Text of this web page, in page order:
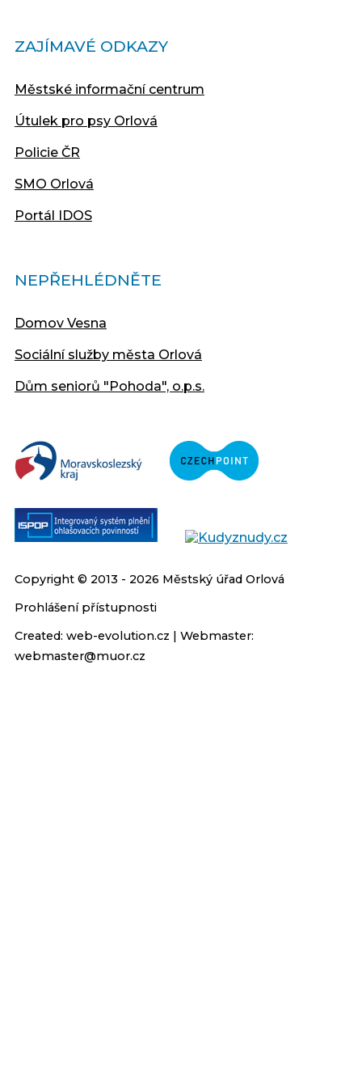
ZAJÍMAVÉ ODKAZY
Městské informační centrum
Útulek pro psy Orlová
Policie ČR
SMO Orlová
Portál IDOS
NEPŘEHLÉDNĚTE
Domov Vesna
Sociální služby města Orlová
Dům seniorů "Pohoda", o.p.s.
Copyright © 2013 - 2026 Městský úřad Orlová
Prohlášení přístupnosti
Created: web-evolution.cz | Webmaster:
webmaster@muor.cz